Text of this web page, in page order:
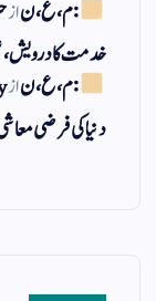
: م ، ع ، ناز
خدمت کا درویش،
: م ، ع ، ناز
دنیا کی فرضی